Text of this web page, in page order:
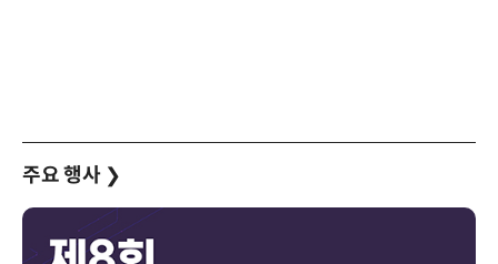
주요 행사 ❯